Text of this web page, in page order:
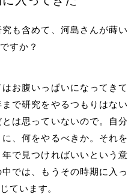
も含めて、河島さんが蒔い
すか？
お腹いっぱいになってきて
で研究をやるつもりはない
は思っていないので。自分
、何をやるべきか。それを
で見つければいいという意
では、もうその時期に入っ
ています。